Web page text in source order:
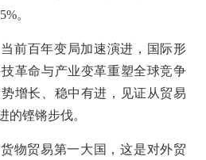
。
前百年变局加速演进，国际形
革命与产业变革重塑全球竞争
增长、稳中有进，见证从贸易
的铿锵步伐。
物贸易第一大国，这是对外贸